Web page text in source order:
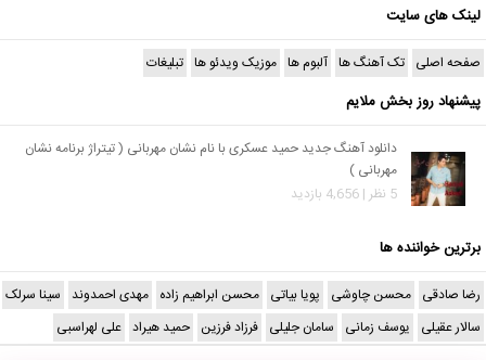
لینک های سایت
صفحه اصلی تک آهنگ ها آلبوم ها موزیک ویدئو ها تبلیغات
پیشنهاد روز بخش ملایم
دانلود آهنگ جدید حمید عسکری با نام نشان مهربانی ( تیتراژ برنامه نشان
مهربانی )
5 نظر | 4,656 بازدید
برترین خواننده ها
رضا صادقی محسن چاوشی پویا بیاتی محسن ابراهیم زاده مهدی احمدوند سینا سرلک
سالار عقیلی یوسف زمانی سامان جلیلی فرزاد فرزین حمید هیراد علی لهراسبی